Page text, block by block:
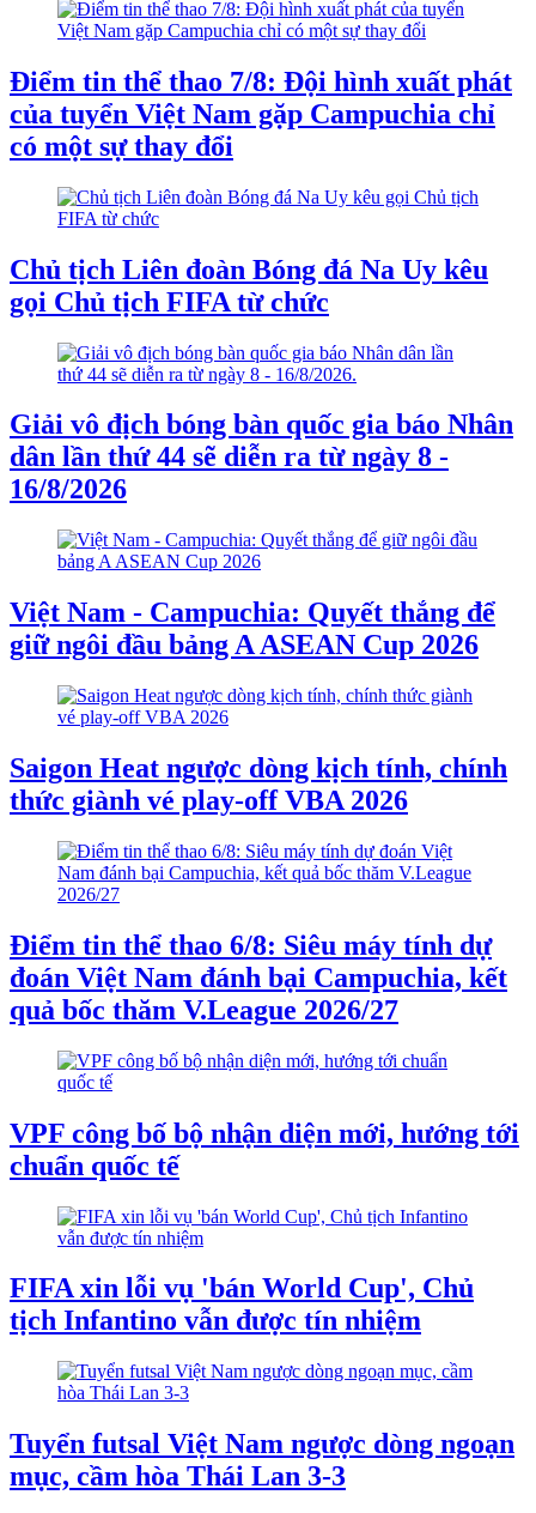
Điểm tin thể thao 7/8: Đội hình xuất phát
của tuyển Việt Nam gặp Campuchia chỉ
có một sự thay đổi
Chủ tịch Liên đoàn Bóng đá Na Uy kêu
gọi Chủ tịch FIFA từ chức
Giải vô địch bóng bàn quốc gia báo Nhân
dân lần thứ 44 sẽ diễn ra từ ngày 8 -
16/8/2026
Việt Nam - Campuchia: Quyết thắng để
giữ ngôi đầu bảng A ASEAN Cup 2026
Saigon Heat ngược dòng kịch tính, chính
thức giành vé play-off VBA 2026
Điểm tin thể thao 6/8: Siêu máy tính dự
đoán Việt Nam đánh bại Campuchia, kết
quả bốc thăm V.League 2026/27
VPF công bố bộ nhận diện mới, hướng tới
chuẩn quốc tế
FIFA xin lỗi vụ 'bán World Cup', Chủ
tịch Infantino vẫn được tín nhiệm
Tuyển futsal Việt Nam ngược dòng ngoạn
mục, cầm hòa Thái Lan 3-3